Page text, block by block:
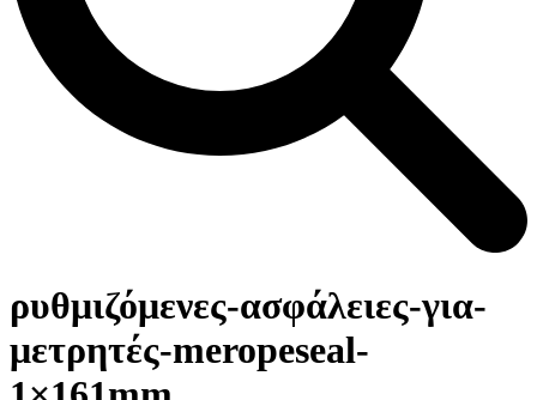
mobile
menu
mobile
menu
ρυθμιζόμενες-ασφάλειες-για-
μετρητές-meropeseal-